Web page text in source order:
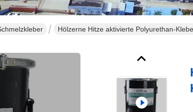
Hölzerne Hitze aktivierte Polyurethan-